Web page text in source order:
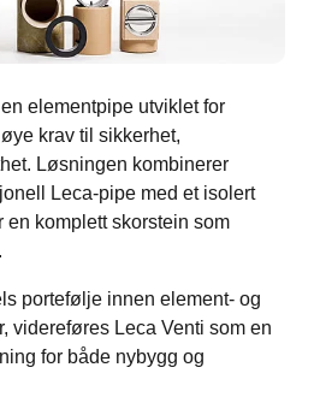
elementpipe utviklet for
krav til sikkerhet,
Løsningen kombinerer
Leca-pipe med et isolert
en komplett skorstein som
portefølje innen element- og
videreføres Leca Venti som en
for både nybygg og